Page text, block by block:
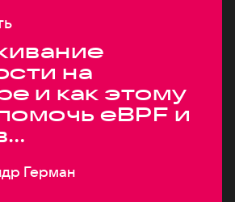
на
и как этому
eBPF и
Герман